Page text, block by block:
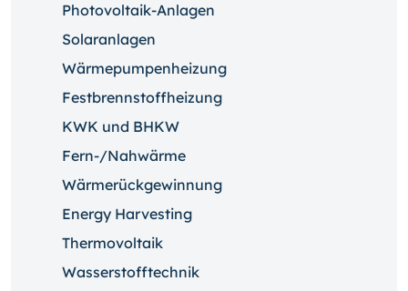
Photovoltaik-Anlagen
Solaranlagen
Wärmepumpenheizung
Festbrennstoffheizung
KWK und BHKW
Fern-/Nahwärme
Wärmerückgewinnung
Energy Harvesting
Thermovoltaik
Wasserstofftechnik